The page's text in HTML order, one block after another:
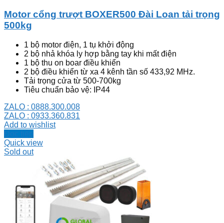
Motor cổng trượt BOXER500 Đài Loan tải trọng
500kg
1 bộ motor điện, 1 tụ khởi động
2 bộ nhả khóa ly hợp bằng tay khi mất điện
1 bộ thu on boar điều khiển
2 bộ điều khiển từ xa 4 kênh tần số 433,92 MHz.
Tải trọng cửa từ 500-700kg
Tiêu chuẩn bảo vệ: IP44
ZALO : 0888.300.008
ZALO : 0933.360.831
Add to wishlist
Đọc tiếp
Quick view
Sold out